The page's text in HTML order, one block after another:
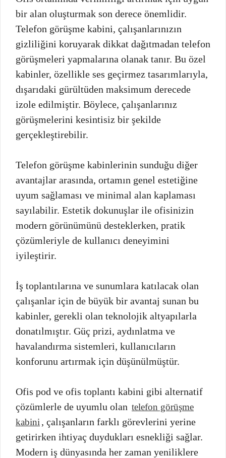
bir alan oluşturmak son derece önemlidir.
Telefon görüşme kabini, çalışanlarınızın
gizliliğini koruyarak dikkat dağıtmadan telefon
görüşmeleri yapmalarına olanak tanır. Bu özel
kabinler, özellikle ses geçirmez tasarımlarıyla,
dışarıdaki gürültüden maksimum derecede
izole edilmiştir. Böylece, çalışanlarınız
görüşmelerini kesintisiz bir şekilde
gerçekleştirebilir.
Telefon görüşme kabinlerinin sunduğu diğer
avantajlar arasında, ortamın genel estetiğine
uyum sağlaması ve minimal alan kaplaması
sayılabilir. Estetik dokunuşlar ile ofisinizin
modern görünümünü desteklerken, pratik
çözümleriyle de kullanıcı deneyimini
iyileştirir.
İş toplantılarına ve sunumlara katılacak olan
çalışanlar için de büyük bir avantaj sunan bu
kabinler, gerekli olan teknolojik altyapılarla
donatılmıştır. Güç prizi, aydınlatma ve
havalandırma sistemleri, kullanıcıların
konforunu artırmak için düşünülmüştür.
Ofis pod ve ofis toplantı kabini gibi alternatif
çözümlerle de uyumlu olan telefon görüşme
kabini , çalışanların farklı görevlerini yerine
getirirken ihtiyaç duydukları esnekliği sağlar.
Modern iş dünyasında her zaman yeniliklere